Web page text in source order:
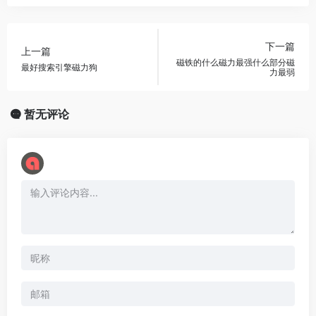
上一篇
最好搜索引擎磁力狗
下一篇
磁铁的什么磁力最强什么部分磁
力最弱
暂无评论